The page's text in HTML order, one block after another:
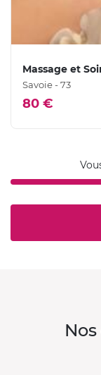
Massage et
Savoie - 73
80 €